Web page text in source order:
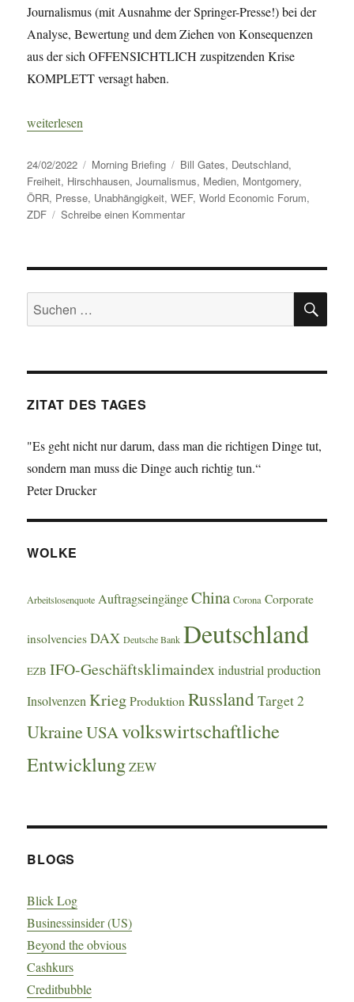
Journalismus (mit Ausnahme der Springer-Presse!) bei der
Analyse, Bewertung und dem Ziehen von Konsequenzen
aus der sich OFFENSICHTLICH zuspitzenden Krise
KOMPLETT versagt haben.
„Morning Briefing – 24. Februar 2022 – Journalismus –
weiterlesen
Veröffentlicht
am
24/02/2022 Kategorien
Morning Briefing Schlagwörter
Bill Gates, Deutschland,
Freiheit, Hirschhausen,Journalismus, Medien, Montgomery,
ÖRR, Presse, Unabhängigkeit,WEF,World Economic Forum,
ZDF
Schreibe einen Kommentarzu
–
Februar
–
Regierung
Suche
nach:
ZITAT DES TAGES
"Es geht nicht nur darum, dass man die richtigen Dinge tut,
sondern man muss die Dinge auch richtig tun.“
Peter Drucker
WOLKE
Arbeitslosenquote Auftragseingänge China Corona Corporate
insolvencies DAX Deutsche Bank Deutschland
EZB IFO-Geschäftsklimaindex industrial production
Insolvenzen Krieg Produktion Russland Target 2
UkraineUSAvolkswirtschaftliche
Entwicklung ZEW
BLOGS
Blick Log
Businessinsider (US)
Beyond the obvious
Cashkurs
Creditbubble